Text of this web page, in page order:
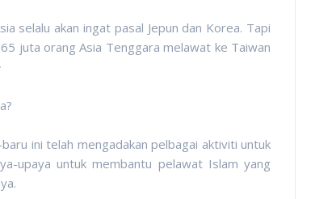
selalu akan ingat pasal Jepun dan Korea. Tapi
juta orang Asia Tenggara melawat ke Taiwan
ini telah mengadakan pelbagai aktiviti untuk
upaya untuk membantu pelawat Islam yang